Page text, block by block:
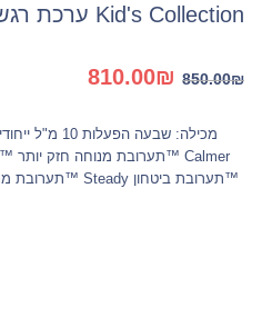
Kid's Collection ערכת רגשות לילדים
850.00₪
המחיר
המקורי
850.00₪.
810.00₪
810.00₪.
™תערובת ביטחון Steady ™תערובת ממקדת אמיץ ™תערובת אומץ